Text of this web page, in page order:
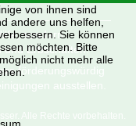
sondern
und Erbschaften.
förderungswürdig
ausstellen.
Alle Rechte vorbehalten.
von ihnen sind
andere uns helfen,
Sie können
möchten. Bitte
nicht mehr alle